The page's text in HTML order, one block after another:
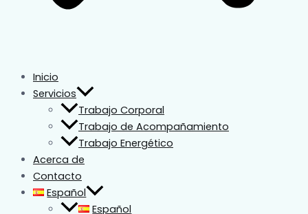
Inicio
Servicios
Trabajo Corporal
Trabajo de Acompañamiento
Trabajo Energético
Acerca de
Contacto
Español
Español